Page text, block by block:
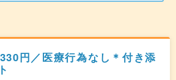
円／医療行為なし＊付き添